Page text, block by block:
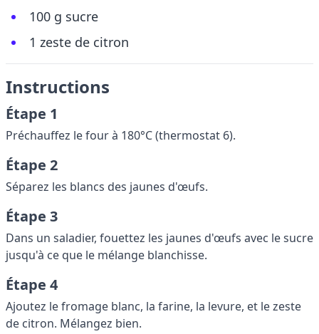
100 g sucre
1 zeste de citron
Instructions
Étape 1
Préchauffez le four à 180°C (thermostat 6).
Étape 2
Séparez les blancs des jaunes d'œufs.
Étape 3
Dans un saladier, fouettez les jaunes d'œufs avec le sucre
jusqu'à ce que le mélange blanchisse.
Étape 4
Ajoutez le fromage blanc, la farine, la levure, et le zeste
de citron. Mélangez bien.